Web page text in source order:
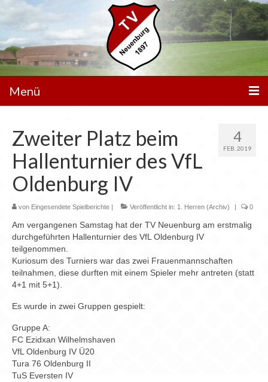
Menü
Spielbetrieb
Mannschaften
Sportanlagen
Sponsoren
Chronik
4
FEB. 2019
Zweiter Platz beim
Hallenturnier des VfL
Oldenburg IV
von Eingesendete Spielberichte | Veröffentlicht in: 1. Herren (Archiv) | 0
Am vergangenen Samstag hat der TV Neuenburg am erstmalig
durchgeführten Hallenturnier des VfL Oldenburg IV
teilgenommen.
Kuriosum des Turniers war das zwei Frauenmannschaften
teilnahmen, diese durften mit einem Spieler mehr antreten (statt
4+1 mit 5+1).
Es wurde in zwei Gruppen gespielt:
Gruppe A:
FC Ezidxan Wilhelmshaven
VfL Oldenburg IV Ü20
Tura 76 Oldenburg II
TuS Eversten IV